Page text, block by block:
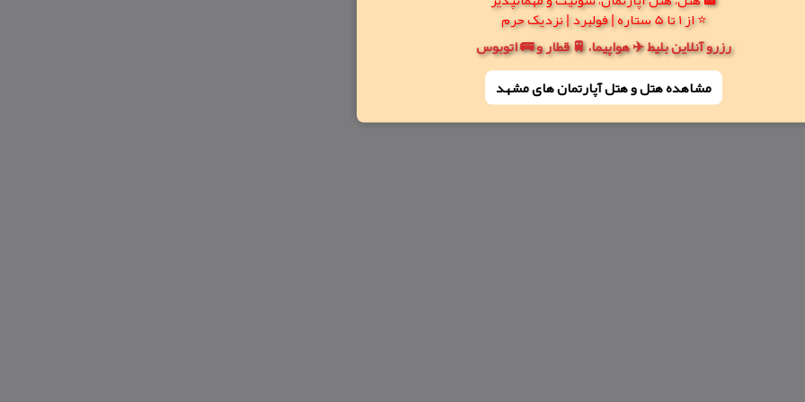
⭐ از 1 تا 5 ستاره | فولبرد | نزدیک حرم
رزرو آنلاین بلیط ✈️ هواپیما، 🚆 قطار و 🚌 اتوبوس
مشاهده هتل و هتل‌ آپارتمان های مشهد